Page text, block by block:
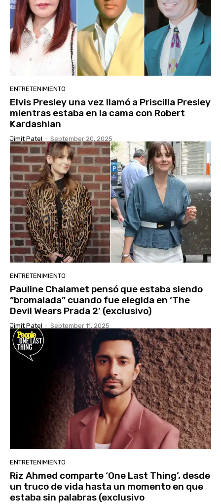
ENTRETENIMIENTO
Elvis Presley una vez llamó a Priscilla Presley
mientras estaba en la cama con Robert
Kardashian
Jimit Patel - September 20, 2025
ENTRETENIMIENTO
Pauline Chalamet pensó que estaba siendo
“bromalada” cuando fue elegida en ‘The
Devil Wears Prada 2’ (exclusivo)
Jimit Patel - September 11, 2025
ENTRETENIMIENTO
Riz Ahmed comparte ‘One Last Thing’, desde
un truco de vida hasta un momento en que
estaba sin palabras (exclusivo